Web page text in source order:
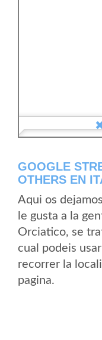
GOOGLE
OTHERS EN
Aqui os
le gusta a la
Orciatico, se
cual podeis
recorrer la
pagina.